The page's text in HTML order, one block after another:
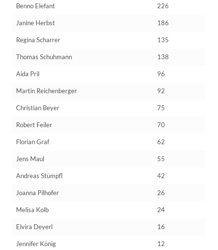
Benno Elefant 226
Janine Herbst 186
Regina Scharrer 135
Thomas Schuhmann 138
Aida Pril 96
Martin Reichenberger 92
Christian Beyer 75
Robert Feiler 70
Florian Graf 62
Jens Maul 55
Andreas Stümpfl 42
Joanna Pilhofer 26
Melisa Kolb 24
Elvira Deyerl 16
Jennifer König 12